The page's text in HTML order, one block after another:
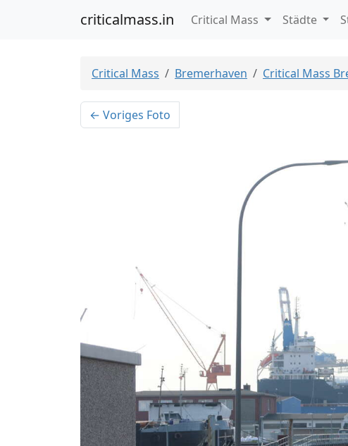
criticalmass.in Critical Mass Städte
Critical Mass Bremerhaven Critical Mass
← Voriges Foto